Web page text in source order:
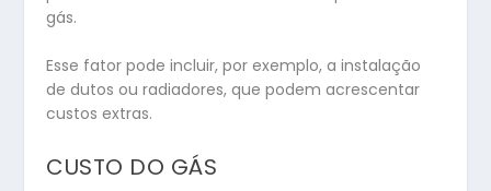
gás.
Esse fator pode incluir, por exemplo, a instalação
de dutos ou radiadores, que podem acrescentar
custos extras.
CUSTO DO GÁS